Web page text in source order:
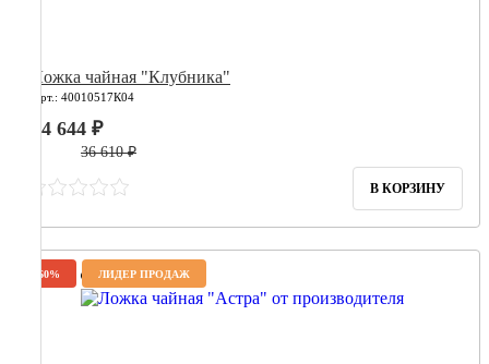
Ложка чайная "Клубника"
Арт.: 40010517К04
14 644 ₽
36 610 ₽
В КОРЗИНУ
-60% ЛИДЕР ПРОДАЖ